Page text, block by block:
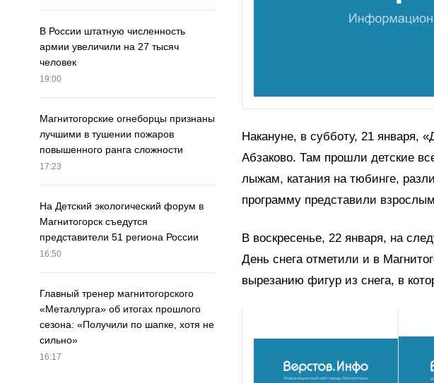
В России штатную численность
армии увеличили на 27 тысяч
человек
19:00
Магнитогорские огнеборцы признаны
лучшими в тушении пожаров
повышенного ранга сложности
17:23
На Детский экологический форум в
Магнитогорск съедутся
представители 51 региона России
16:50
Главный тренер магнитогорского
«Металлурга» об итогах прошлого
сезона: «Получили по шапке, хотя не
сильно»
16:17
Накануне, в субботу, 21 января,
Абзаково. Там прошли детские
лыжам, катания на тюбинге,
программу представили
В воскресенье, 22 января, на
День снега отметили и в
вырезанию фигур из снега, в